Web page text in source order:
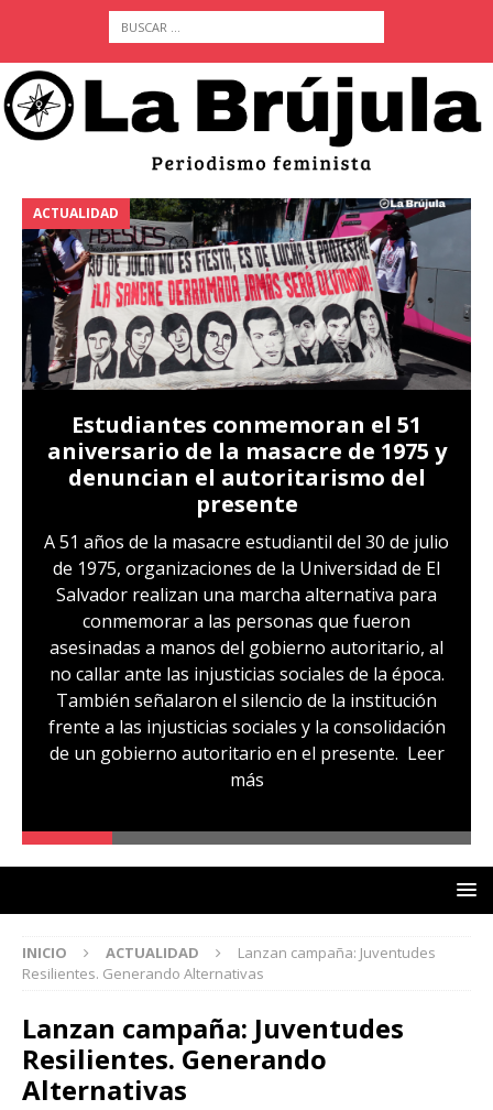
ACTUALIDAD
Estudiantes conmemoran el 51
aniversario de la masacre de 1975 y
denuncian el autoritarismo del
presente
A 51 años de la masacre estudiantil del 30 de julio
de 1975, organizaciones de la Universidad de El
Salvador realizan una marcha alternativa para
conmemorar a las personas que fueron
asesinadas a manos del gobierno autoritario, al
no callar ante las injusticias sociales de la época.
También señalaron el silencio de la institución
frente a las injusticias sociales y la consolidación
de un gobierno autoritario en el presente. Leer
más
INICIO ACTUALIDAD
Lanzan campaña: Juventudes
Resilientes. Generando Alternativas
Lanzan campaña: Juventudes
Resilientes. Generando
Alternativas